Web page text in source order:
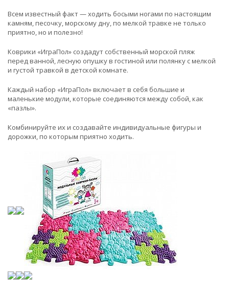
Всем известный факт — ходить босыми ногами по настоящим
камням, песочку, морскому дну, по мелкой травке не только
приятно, но и полезно!
Коврики «ИграПол» создадут собственный морской пляж
перед ванной, лесную опушку в гостиной или полянку с мелкой
и густой травкой в детской комнате.
Каждый набор «ИграПол» включает в себя большие и
маленькие модули, которые соединяются между собой, как
«пазлы».
Комбинируйте их и создавайте индивидуальные фигуры и
дорожки, по которым приятно ходить.